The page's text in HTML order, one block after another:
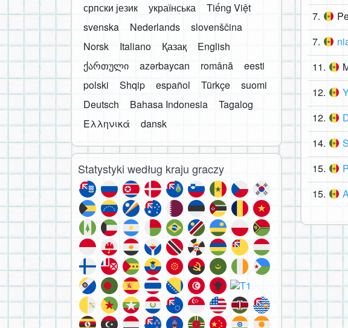
7.
7.
11.
12.
12.
14.
15.
15.
српски језик
українська
Tiếng Việt
svenska
Nederlands
slovenščina
Norsk
Italiano Қазақ
English
ქართული
azərbaycan română
eesti
polski
Shqip español Türkçe
suomi
Deutsch
Bahasa Indonesia
Tagalog
Ελληνικά
dansk
Statystyki według kraju graczy